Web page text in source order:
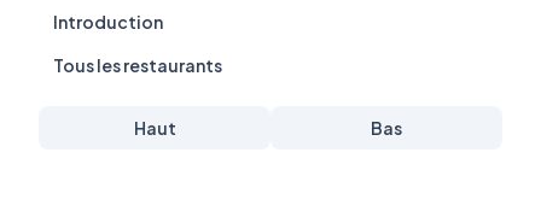
Introduction
Tous les restaurants
Haut Bas